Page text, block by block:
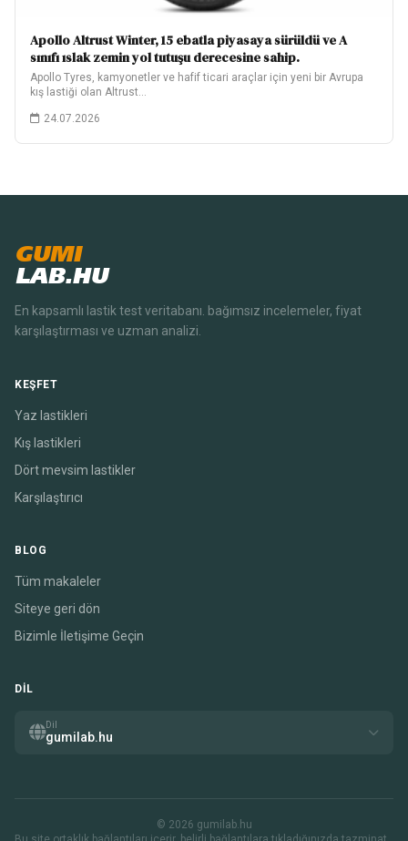
Apollo Altrust Winter, 15 ebatla piyasaya sürüldü ve A
sınıfı ıslak zemin yol tutuşu derecesine sahip.
Apollo Tyres, kamyonetler ve hafif ticari araçlar için yeni bir Avrupa
kış lastiği olan Altrust…
24.07.2026
GUMI
LAB.HU
En kapsamlı lastik test veritabanı. bağımsız incelemeler, fiyat
karşılaştırması ve uzman analizi.
KEŞFET
Yaz lastikleri
Kış lastikleri
Dört mevsim lastikler
Karşılaştırıcı
BLOG
Tüm makaleler
Siteye geri dön
Bizimle İletişime Geçin
DIL
Dil
gumilab.hu
© 2026 gumilab.hu